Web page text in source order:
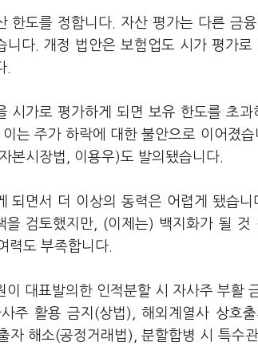
도를 정합니다. 자산 평가는 다른 금융
다. 개정 법안은 보험업도 시가 평가로
.
시가로 평가하게 되면 보유 한도를 초
는 주가 하락에 대한 불안으로 이어졌
본시장법, 이용우)도 발의됐습니다.
면서 더 이상의 동력은 어렵게 됐습니
검토했지만, (이제는) 백지화가 될 것
력도 부족합니다.
대표발의한 인적분할 시 자사주 부활
주 활용 금지(상법), 해외계열사 상호출
해소(공정거래법), 분할합병 시 특수